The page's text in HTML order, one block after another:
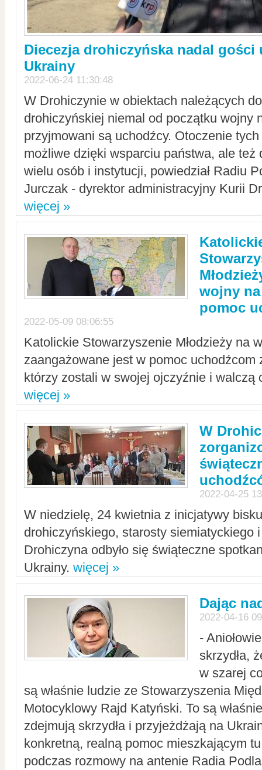
Diecezja drohiczyńska nadal gości
Ukrainy
2022-06-24 11:30:48
W Drohiczynie w obiektach należących
drohiczyńskiej niemal od początku wojny
przyjmowani są uchodźcy. Otoczenie
możliwe dzięki wsparciu państwa, ale też
wielu osób i instytucji, powiedział Radiu
Jurczak - dyrektor administracyjny Kurii
więcej »
wojny
pomoc
2022-05-09 08:06:55
Katolickie Stowarzyszenie Młodzieży na
zaangażowane jest w pomoc uchodźcom
którzy zostali w swojej ojczyźnie i walczą
więcej »
W
2022-04-25
W niedzielę, 24 kwietnia z inicjatywy
drohiczyńskiego, starosty siemiatyckiego
Drohiczyna odbyło się świąteczne
Ukrainy. więcej »
Dając
2022-04-16
-
skrzydła,
w szarej
są właśnie ludzie ze Stowarzyszenia
Motocyklowy Rajd Katyński. To są
zdejmują skrzydła i przyjeżdżają na
konkretną, realną pomoc mieszkającym
podczas rozmowy na antenie Radia